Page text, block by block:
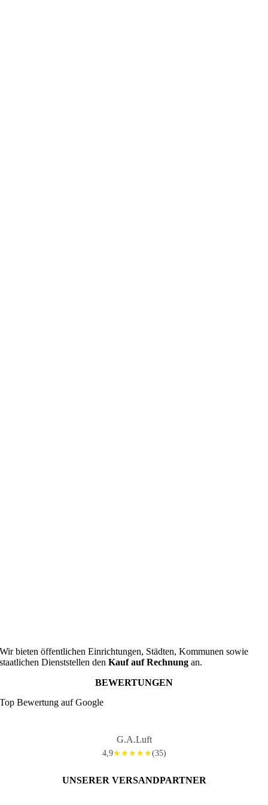
Wir bieten öffentlichen Einrichtungen, Städten, Kommunen sowie
staatlichen Dienststellen denKauf auf Rechnung an.
BEWERTUNGEN
Top Bewertung auf Google
G.A.Luft
4,9★★★★★(35)
UNSERER VERSANDPARTNER